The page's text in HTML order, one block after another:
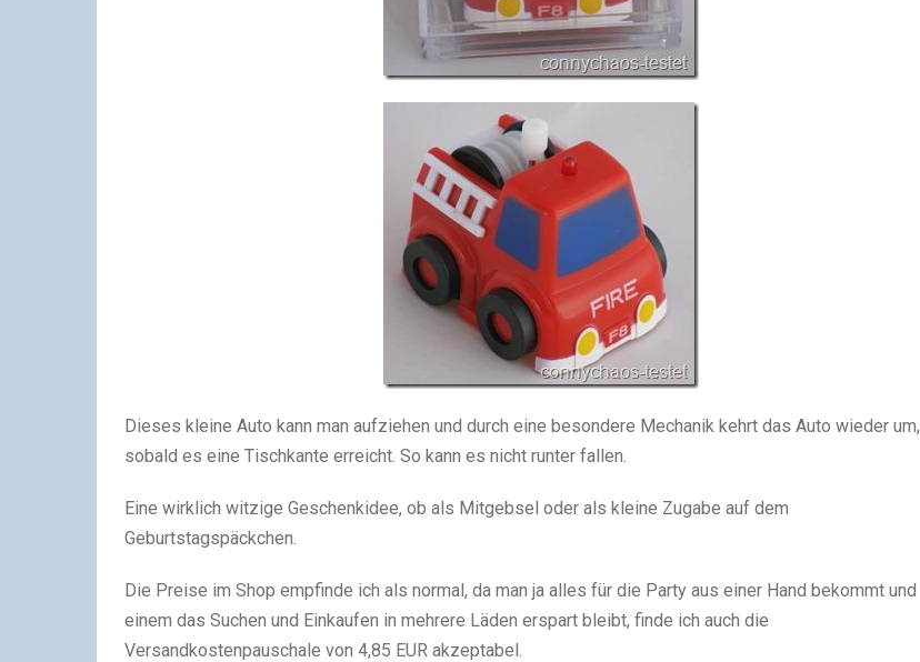
Dieses kleine Auto kann man aufziehen und durch eine besondere Mechanik kehrt das Auto wieder um,
sobald es eine Tischkante erreicht. So kann es nicht runter fallen.
Eine wirklich witzige Geschenkidee, ob als Mitgebsel oder als kleine Zugabe auf dem
Geburtstagspäckchen.
Die Preise im Shop empfinde ich als normal, da man ja alles für die Party aus einer Hand bekommt und
einem das Suchen und Einkaufen in mehrere Läden erspart bleibt, finde ich auch die
Versandkostenpauschale von 4,85 EUR akzeptabel.